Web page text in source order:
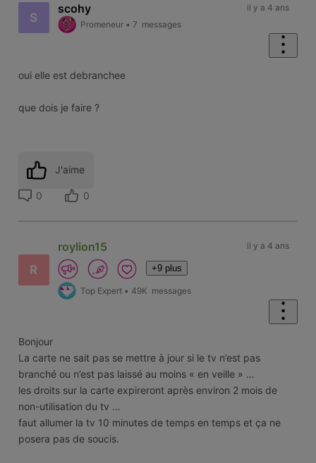
S
scohy
Promeneur • 7 messages
il y a 4 ans
oui elle est debranchee
que dois je faire ?
J'aime
0 0
R
roylion15
+9 plus
Top Expert • 49K messages
il y a 4 ans
Bonjour
La carte ne sait pas se mettre à jour si le tv n’est pas
branché ou n’est pas laissé au moins « en veille » …
les droits sur la carte expireront après environ 2 mois de
non-utilisation du tv …
faut allumer la tv 10 minutes de temps en temps et ça ne
posera pas de soucis.